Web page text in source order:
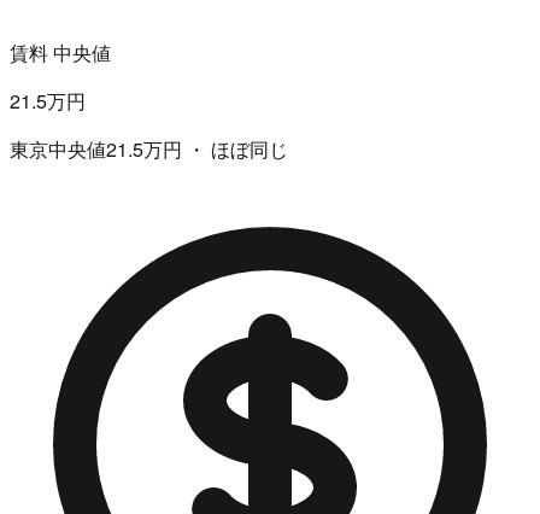
賃料 中央値
21.5万円
東京中央値21.5万円 ・ ほぼ同じ